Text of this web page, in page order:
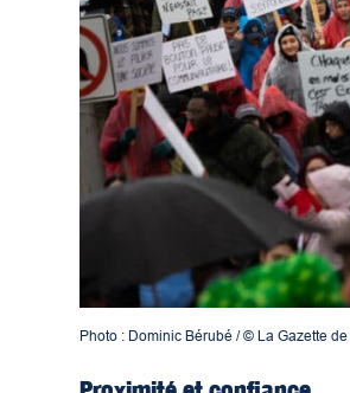
Photo : Dominic Bérubé / © La Gazette